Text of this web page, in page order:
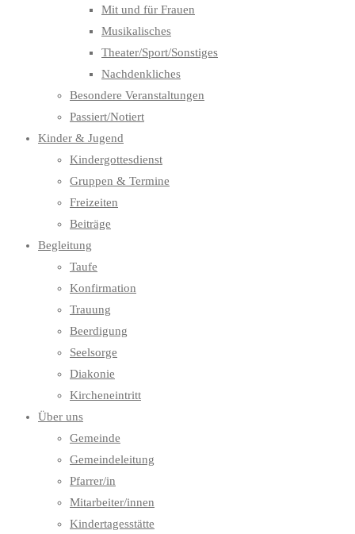
Mit und für Frauen
Musikalisches
Theater/Sport/Sonstiges
Nachdenkliches
Besondere Veranstaltungen
Passiert/Notiert
Kinder & Jugend
Kindergottesdienst
Gruppen & Termine
Freizeiten
Beiträge
Begleitung
Taufe
Konfirmation
Trauung
Beerdigung
Seelsorge
Diakonie
Kircheneintritt
Über uns
Gemeinde
Gemeindeleitung
Pfarrer/in
Mitarbeiter/innen
Kindertagesstätte